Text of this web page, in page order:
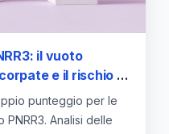
il vuoto
e il rischio di
punteggio per le
Analisi delle